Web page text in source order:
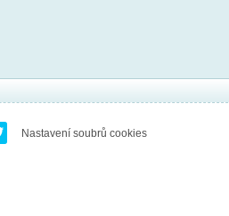
Nastavení soubrů cookies